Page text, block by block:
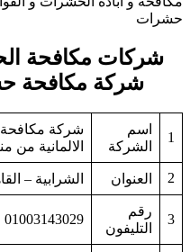
شركات مكافحة
شركة مكافحة
اسم
الشركة
شركة مكافحة
الالمانية من
العنوان الشرابية –
رقم
التليفون
01003143029